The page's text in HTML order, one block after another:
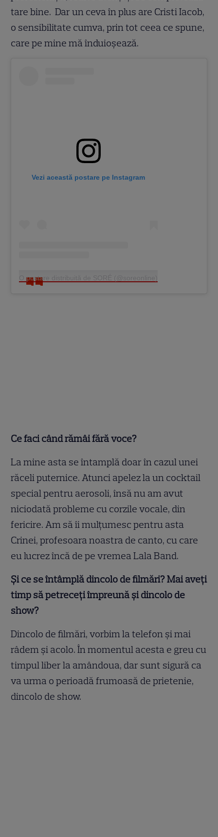
tare bine. Dar un ceva în plus are Cristi Iacob,
o sensibilitate cumva, prin tot ceea ce spune,
care pe mine mă înduioşează.
Vezi această postare pe Instagram
O postare distribuită de SORÉ (@soreonline)
Ce faci când rămâi fără voce?
La mine asta se întamplă doar în cazul unei
răceli puternice. Atunci apelez la un cocktail
special pentru aerosoli, însă nu am avut
niciodată probleme cu corzile vocale, din
fericire. Am să îi mulţumesc pentru asta
Crinei, profesoara noastra de canto, cu care
eu lucrez încă de pe vremea Lala Band.
Și ce se întâmplă dincolo de filmări? Mai aveți
timp să petreceți împreună și dincolo de
show?
Dincolo de filmări, vorbim la telefon şi mai
râdem şi acolo. În momentul acesta e greu cu
timpul liber la amândoua, dar sunt sigură ca
va urma o perioadă frumoasă de prietenie,
dincolo de show.